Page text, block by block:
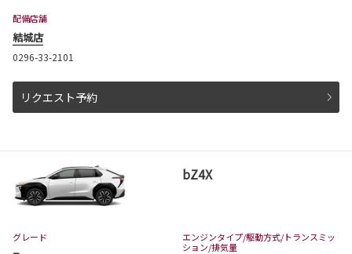
た。
取扱店舗は、日立店、水戸千波店、神栖店、つ
くば学園の森店、古河店、守谷店となります。
ハイランダーは茨城トヨタから。
詳しくはこちら
2026-07-01
カローラ クロスが一部改良・特別仕様車
Z❝Adventure❞を発表
カローラ クロスは茨城トヨタから。
配備店舗
結城店
0296-33-2101
リクエスト予約
bZ4X
グレード エンジンタイプ/駆動方式/トランスミッ
ション/排気量